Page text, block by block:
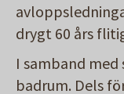
drygt 60 års
I samband
badrum. Dels